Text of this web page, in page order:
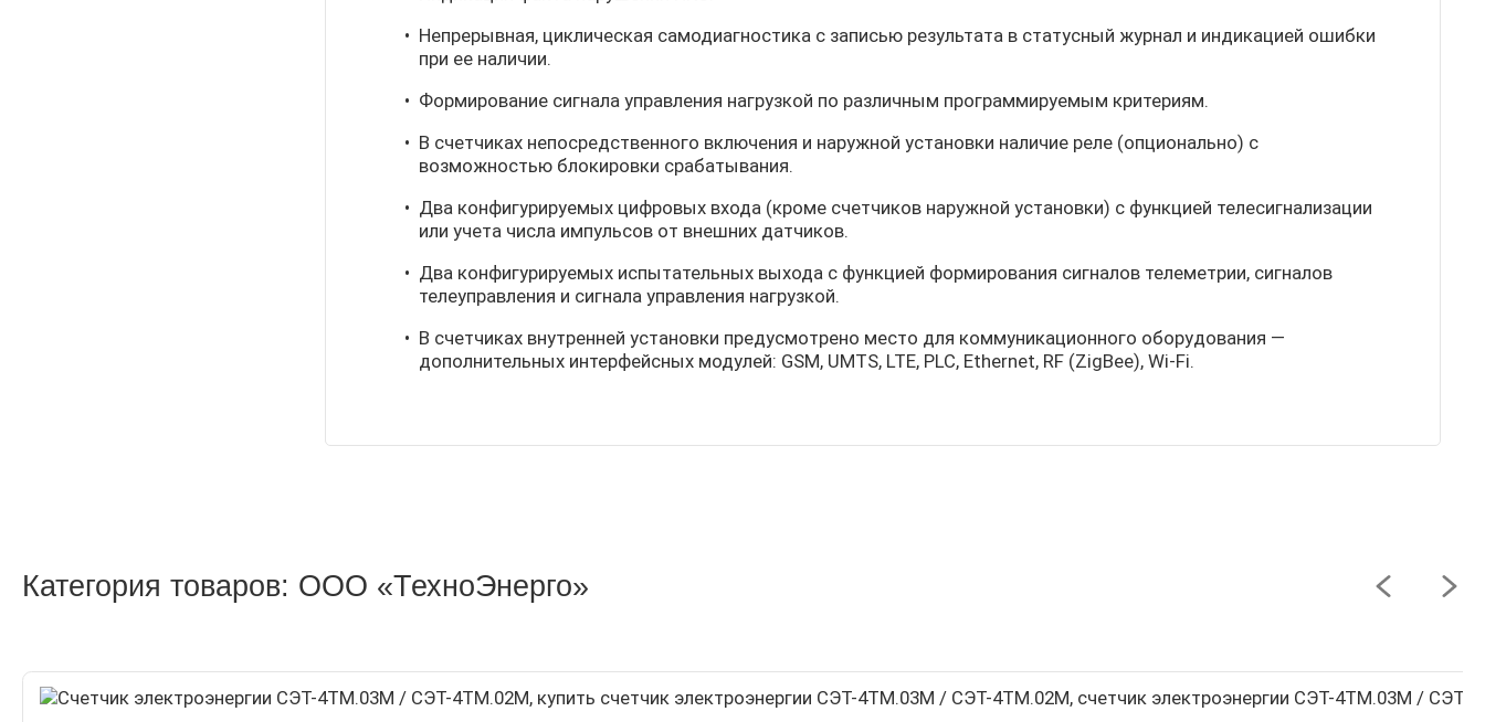
Непрерывная, циклическая самодиагностика с записью результата в статусный журнал и индикацией ошибки
при ее наличии.
Формирование сигнала управления нагрузкой по различным программируемым критериям.
В счетчиках непосредственного включения и наружной установки наличие реле (опционально) с
возможностью блокировки срабатывания.
Два конфигурируемых цифровых входа (кроме счетчиков наружной установки) с функцией телесигнализации
или учета числа импульсов от внешних датчиков.
Два конфигурируемых испытательных выхода с функцией формирования сигналов телеметрии, сигналов
телеуправления и сигнала управления нагрузкой.
В счетчиках внутренней установки предусмотрено место для коммуникационного оборудования —
дополнительных интерфейсных модулей: GSM, UMTS, LTE, PLC, Ethernet, RF (ZigBee), Wi-Fi.
Категория товаров: ООО «ТехноЭнерго»